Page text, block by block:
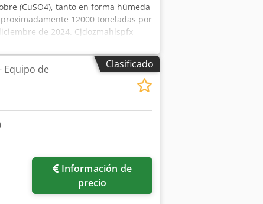
(CuSO4), tanto en forma húmeda
12000 toneladas por
de 2024. Cjdozmahlspfx
de cobre técnico en forma húmeda;
animal. La instalación
1000 toneladas diarias de producto
diarias de producto húmedo y
de tipo «pusher» de Krauss
equipos disponible bajo solicitud.
Clasificado
Equipo de
precio